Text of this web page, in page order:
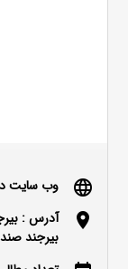
language وب سایت
location_on
آدرس :
بیرجند صندوق